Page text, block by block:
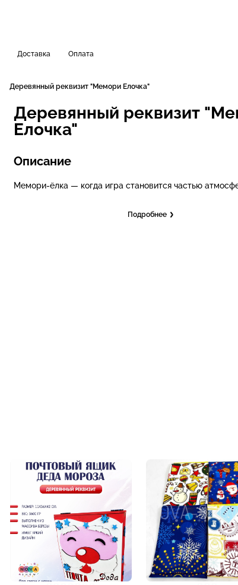
Доставка Оплата
Деревянный реквизит "Мемори Елочка"
Деревянный реквизит
Елочка"
Описание
Мемори-ёлка — когда игра становится частью
Подробнее